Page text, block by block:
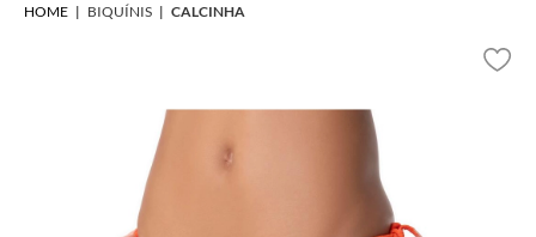
HOME | BIQUÍNIS | CALCINHA